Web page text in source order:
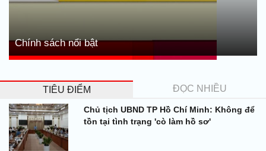
Chính sách nổi bật
TIÊU ĐIỂM ĐỌC NHIỀU
Chủ tịch UBND TP Hồ Chí Minh: Không để
tồn tại tình trạng 'cò làm hồ sơ'